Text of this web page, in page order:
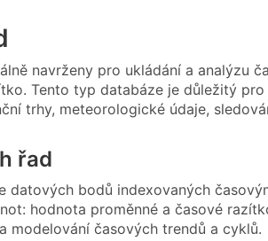
navrženy pro ukládání a analýzu
Tento typ databáze je důležitý
trhy, meteorologické údaje,
řad
datových bodů indexovaných
hodnota proměnné a časové
modelování časových trendů a cyklů.